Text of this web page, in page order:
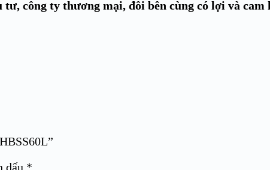
công ty thương mại, đôi bên cùng có lợi và cam
dấu *